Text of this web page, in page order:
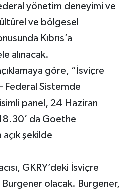
yönetim deneyimi ve
ve bölgesel
Kıbrıs’a
alınacak.
göre, “İsviçre
Federal Sistemde
panel, 24 Haziran
da Goethe
şekilde
GKRY’deki İsviçre
olacak. Burgener,